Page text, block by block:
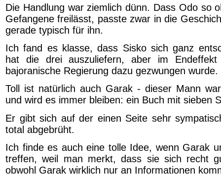
Die Handlung war ziemlich dünn. Dass Odo so
Gefangene freilässt, passte zwar in die
gerade typisch für ihn.
Ich fand es klasse, dass Sisko sich ganz
hat die drei auszuliefern, aber im
bajoranische Regierung dazu gezwungen wurde.
Toll ist natürlich auch Garak - dieser Mann
und wird es immer bleiben: ein Buch mit sieben
Er gibt sich auf der einen Seite sehr
total abgebrüht.
Ich finde es auch eine tolle Idee, wenn Garak
treffen, weil man merkt, dass sie sich recht
obwohl Garak wirklich nur an Informationen